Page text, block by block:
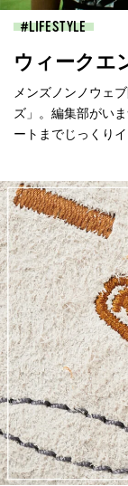
LIFESTYLE
ウィークエ
メンズノンノウェ
ズ」。編集部がい
ートまでじっくり